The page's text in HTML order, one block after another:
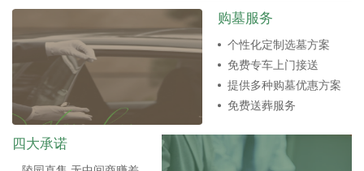
购墓服务
个性化定制选墓方案
免费专车上门接送
提供多种购墓优惠方案
免费送葬服务
四大承诺